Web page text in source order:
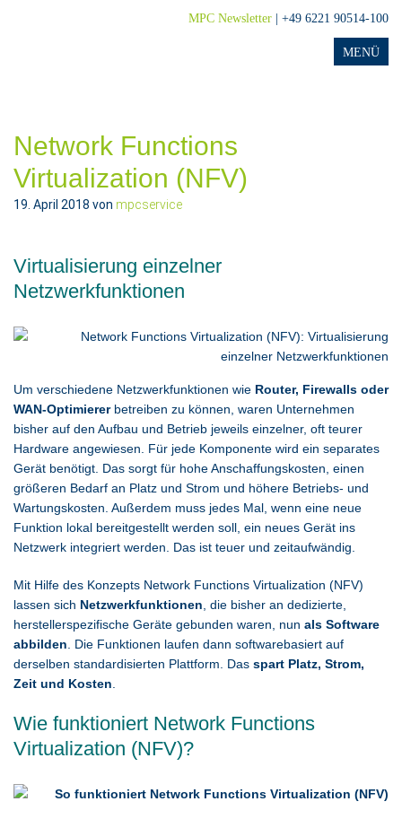
MPC Newsletter | +49 6221 90514-100
Network Functions
Virtualization (NFV)
19. April 2018 von mpcservice
Virtualisierung einzelner
Netzwerkfunktionen
Um verschiedene Netzwerkfunktionen wie Router, Firewalls oder
WAN-Optimiererbetreiben zu können, waren Unternehmen
bisher auf den Aufbau und Betrieb jeweils einzelner, oft teurer
Hardware angewiesen. Für jede Komponente wird ein separates
Gerät benötigt. Das sorgt für hohe Anschaffungskosten, einen
größeren Bedarf an Platz und Strom und höhere Betriebs- und
Wartungskosten. Außerdem muss jedes Mal, wenn eine neue
Funktion lokal bereitgestellt werden soll, ein neues Gerät ins
Netzwerk integriert werden. Das ist teuer und zeitaufwändig.
Mit Hilfe des Konzepts Network Functions Virtualization (NFV)
lassen sich Netzwerkfunktionen , die bisher an dedizierte,
herstellerspezifische Geräte gebunden waren, nun als Software
abbilden . Die Funktionen laufen dann softwarebasiert auf
derselben standardisierten Plattform. Das spart Platz, Strom,
Zeit und Kosten
Wie funktioniert Network Functions
Virtualization (NFV)?